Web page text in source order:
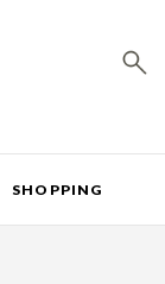
SHOPPING